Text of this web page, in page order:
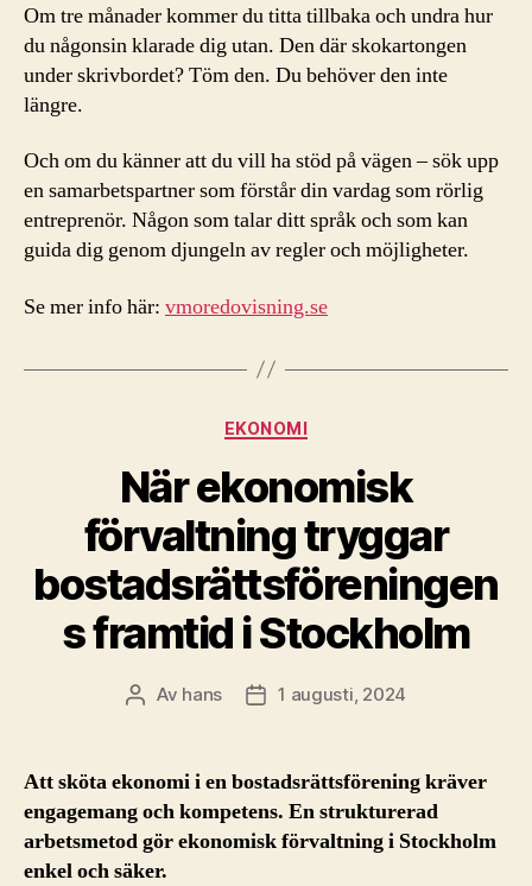
Om tre månader kommer du titta tillbaka och undra hur
du någonsin klarade dig utan. Den där skokartongen
under skrivbordet? Töm den. Du behöver den inte
längre.
Och om du känner att du vill ha stöd på vägen – sök upp
en samarbetspartner som förstår din vardag som rörlig
entreprenör. Någon som talar ditt språk och som kan
guida dig genom djungeln av regler och möjligheter.
Se mer info här: vmoredovisning.se
Kategorier
EKONOMI
När ekonomisk
förvaltning tryggar
bostadsrättsföreningen
s framtid i Stockholm
Inläggsförfattare
Av hans Inläggsdatum
1 augusti, 2024
Att sköta ekonomi i en bostadsrättsförening kräver
engagemang och kompetens. En strukturerad
arbetsmetod gör ekonomisk förvaltning i Stockholm
enkel och säker.